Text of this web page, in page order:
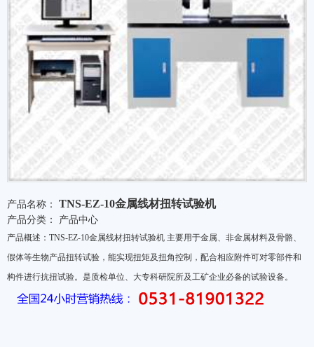
产品名称： TNS-EZ-10金属线材扭转试验机
产品分类： 产品中心
产品概述：TNS-EZ-10金属线材扭转试验机 主要用于金属、非金属材料及骨骼、
假体等生物产品扭转试验，能实现扭矩及扭角控制，配合相应附件可对零部件和
构件进行抗扭试验。是质检单位、大专科研院所及工矿企业必备的试验设备。